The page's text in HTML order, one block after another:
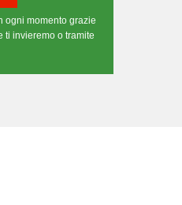
ogni momento grazie
ti invieremo o tramite